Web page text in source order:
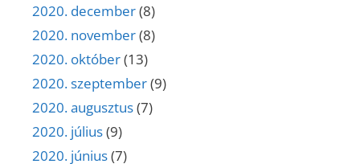
2020. december(8)
2020. november(8)
2020. október(13)
2020. szeptember(9)
2020. augusztus(7)
2020. július(9)
2020. június(7)